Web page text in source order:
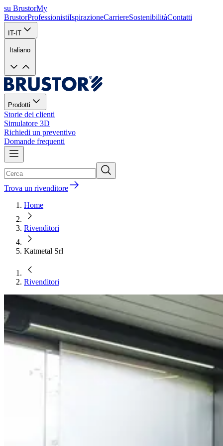
su BrustorMy
BrustorProfessionistiIspirazioneCarriereSostenibilitàContatti
IT-IT
Italiano
Prodotti
Storie dei clienti
Simulatore 3D
Richiedi un preventivo
Domande frequenti
Trova un rivenditore
Home
Rivenditori
Katmetal Srl
Rivenditori